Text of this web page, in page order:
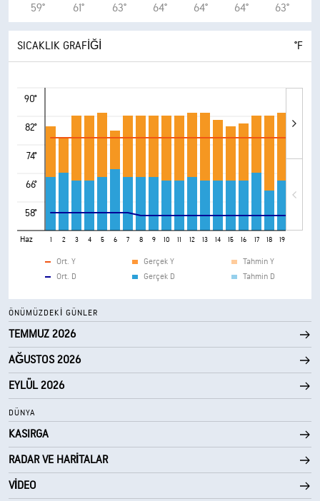
59°
61°
63°
64°
64°
64°
63°
SICAKLIK GRAFIĞI °F
90°
82°
74°
66°
58°
Haz 1 2 3 4 5 6 7 8 9 10 11 12 13 14 15 16 17 18 19
Ort. Y
Ort. D
Gerçek Y
Gerçek D
Tahmin Y
Tahmin D
ÖNÜMÜZDEKI GÜNLER
TEMMUZ 2026
AĞUSTOS 2026
EYLÜL 2026
DÜNYA
KASIRGA
RADAR VE HARITALAR
VIDEO